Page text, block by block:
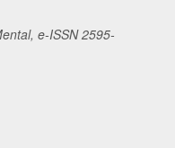
e-ISSN 2595-